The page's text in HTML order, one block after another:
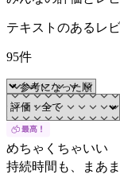
テキストのあるレ
95件
めちゃくちゃいい
持続時間も、まあ